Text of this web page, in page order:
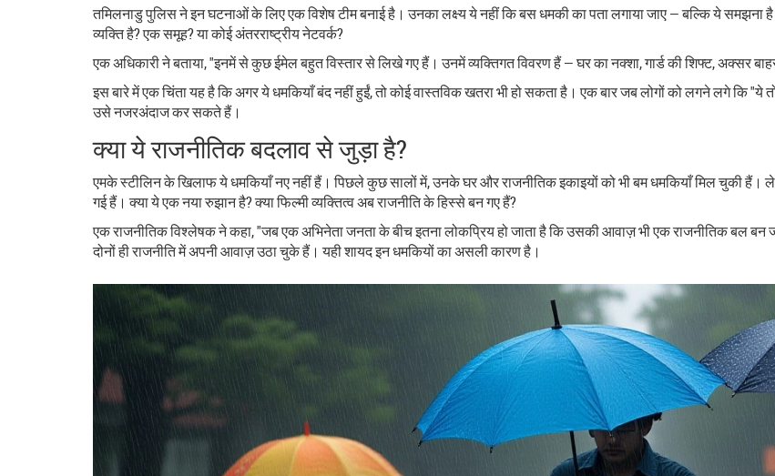
तमिलनाडु पुलिस ने इन घटनाओं के लिए एक विशेष टीम बनाई है। उनका लक्ष्य ये नहीं कि बस धमकी का पता लगाया जाए — बल्कि ये समझना
व्यक्ति है? एक समूह? या कोई अंतरराष्ट्रीय नेटवर्क?
एक अधिकारी ने बताया, "इनमें से कुछ ईमेल बहुत विस्तार से लिखे गए हैं। उनमें व्यक्तिगत विवरण हैं — घर का नक्शा, गार्ड की शिफ्ट, अक्सर
इस बारे में एक चिंता यह है कि अगर ये धमकियाँ बंद नहीं हुईं, तो कोई वास्तविक खतरा भी हो सकता है। एक बार जब लोगों को लगने लगे कि
उसे नजरअंदाज कर सकते हैं।
क्या ये राजनीतिक बदलाव से जुड़ा है?
एमके स्टीलिन के खिलाफ ये धमकियाँ नए नहीं हैं। पिछले कुछ सालों में, उनके घर और राजनीतिक इकाइयों को भी बम धमकियाँ मिल चुकी
गई हैं। क्या ये एक नया रुझान है? क्या फिल्मी व्यक्तित्व अब राजनीति के हिस्से बन गए हैं?
एक राजनीतिक विश्लेषक ने कहा, "जब एक अभिनेता जनता के बीच इतना लोकप्रिय हो जाता है कि उसकी आवाज़ भी एक राजनीतिक बल बन
दोनों ही राजनीति में अपनी आवाज़ उठा चुके हैं। यही शायद इन धमकियों का असली कारण है।